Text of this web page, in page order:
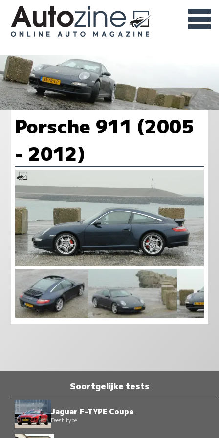
Porsche 911 (2005
- 2012)
Soortgelijke tests
Jaguar F-TYPE Coupe
Feest type